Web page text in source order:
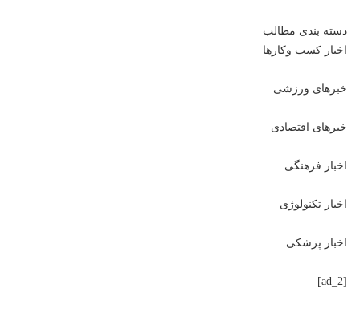
دسته بندی مطالب
اخبار کسب وکارها
خبرهای ورزشی
خبرهای اقتصادی
اخبار فرهنگی
اخبار تکنولوژی
اخبار پزشکی
[ad_2]